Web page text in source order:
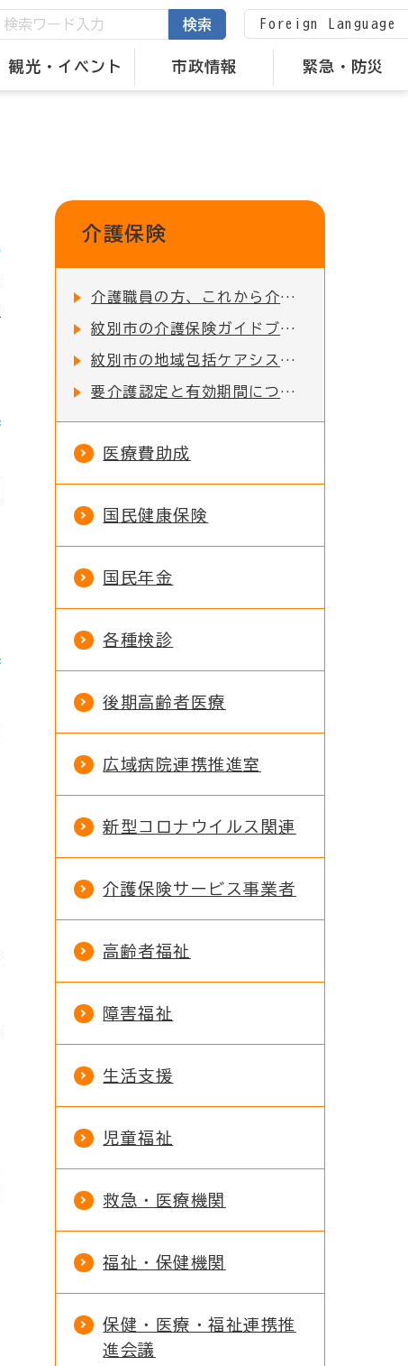
観光・イベント 市政情報 緊急・防災
検索 Foreign Language
介護保険
介護職員の方、これから介護を始めたい方、介護職へ復職する方を応援します！
紋別市の介護保険ガイドブックを作成しました
紋別市の地域包括ケアシステムについてのパンフレットを作成しました
要介護認定と有効期間について
医療費助成
国民健康保険
国民年金
各種検診
後期高齢者医療
広域病院連携推進室
新型コロナウイルス関連
介護保険サービス事業者
高齢者福祉
障害福祉
生活支援
児童福祉
救急・医療機関
福祉・保健機関
保健・医療・福祉連携推
進会議